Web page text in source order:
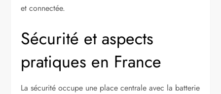
et connectée.
Sécurité et aspects
pratiques en France
La sécurité occupe une place centrale avec la batterie